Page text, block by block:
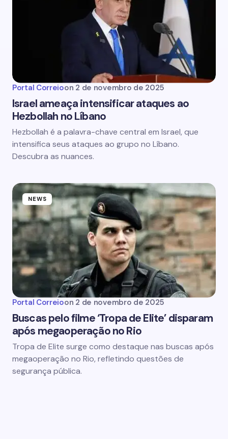
Portal Correioon 2 de novembro de 2025
Israel ameaça intensificar ataques ao
Hezbollah no Líbano
Hezbollah é a palavra-chave central em Israel, que
intensifica seus ataques ao grupo no Líbano.
Descubra as nuances.
NEWS
Portal Correioon 2 de novembro de 2025
Buscas pelo filme ‘Tropa de Elite’ disparam
após megaoperação no Rio
Tropa de Elite surge como destaque nas buscas após
megaoperação no Rio, refletindo questões de
segurança pública.